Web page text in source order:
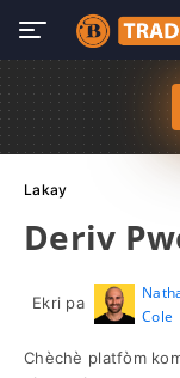
Lakay
Deriv
Ekri pa
Cole
Chèchè platfòm